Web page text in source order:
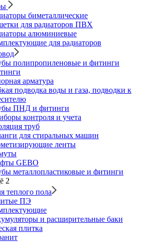
биметаллические
для радиаторов ПВХ
алюминиевые
для радиаторов
полипропиленовые и фитинги
арматура
подводка воды и газа, подводки к
ПНД и фитинги
контроля и учета
труб
для стиральных машин
ленты
GEBO
металлопластиковые и фитинги
2
теплого пола
ПЭ
и расширительные баки
плитка